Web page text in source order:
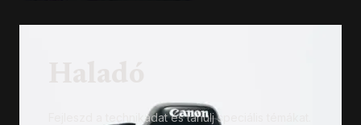
Fejleszd a technikádat és tanulj speciális témákat.